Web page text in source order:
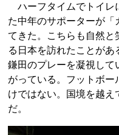
ハーフタイムでトイレ
た中年のサポーターが「
てきた。こちらも自然と
る日本を訪れたことがあ
鎌田のプレーを凝視して
がっている。フットボ
けではない。国境を越
だ。